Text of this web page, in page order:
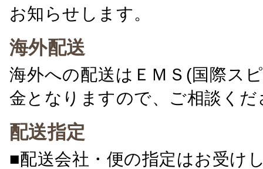
お知らせします。
海外配送
海外への配送はＥＭＳ(国際ス
金となりますので、ご相談くだ
配送指定
■配送会社・便の指定はお受け